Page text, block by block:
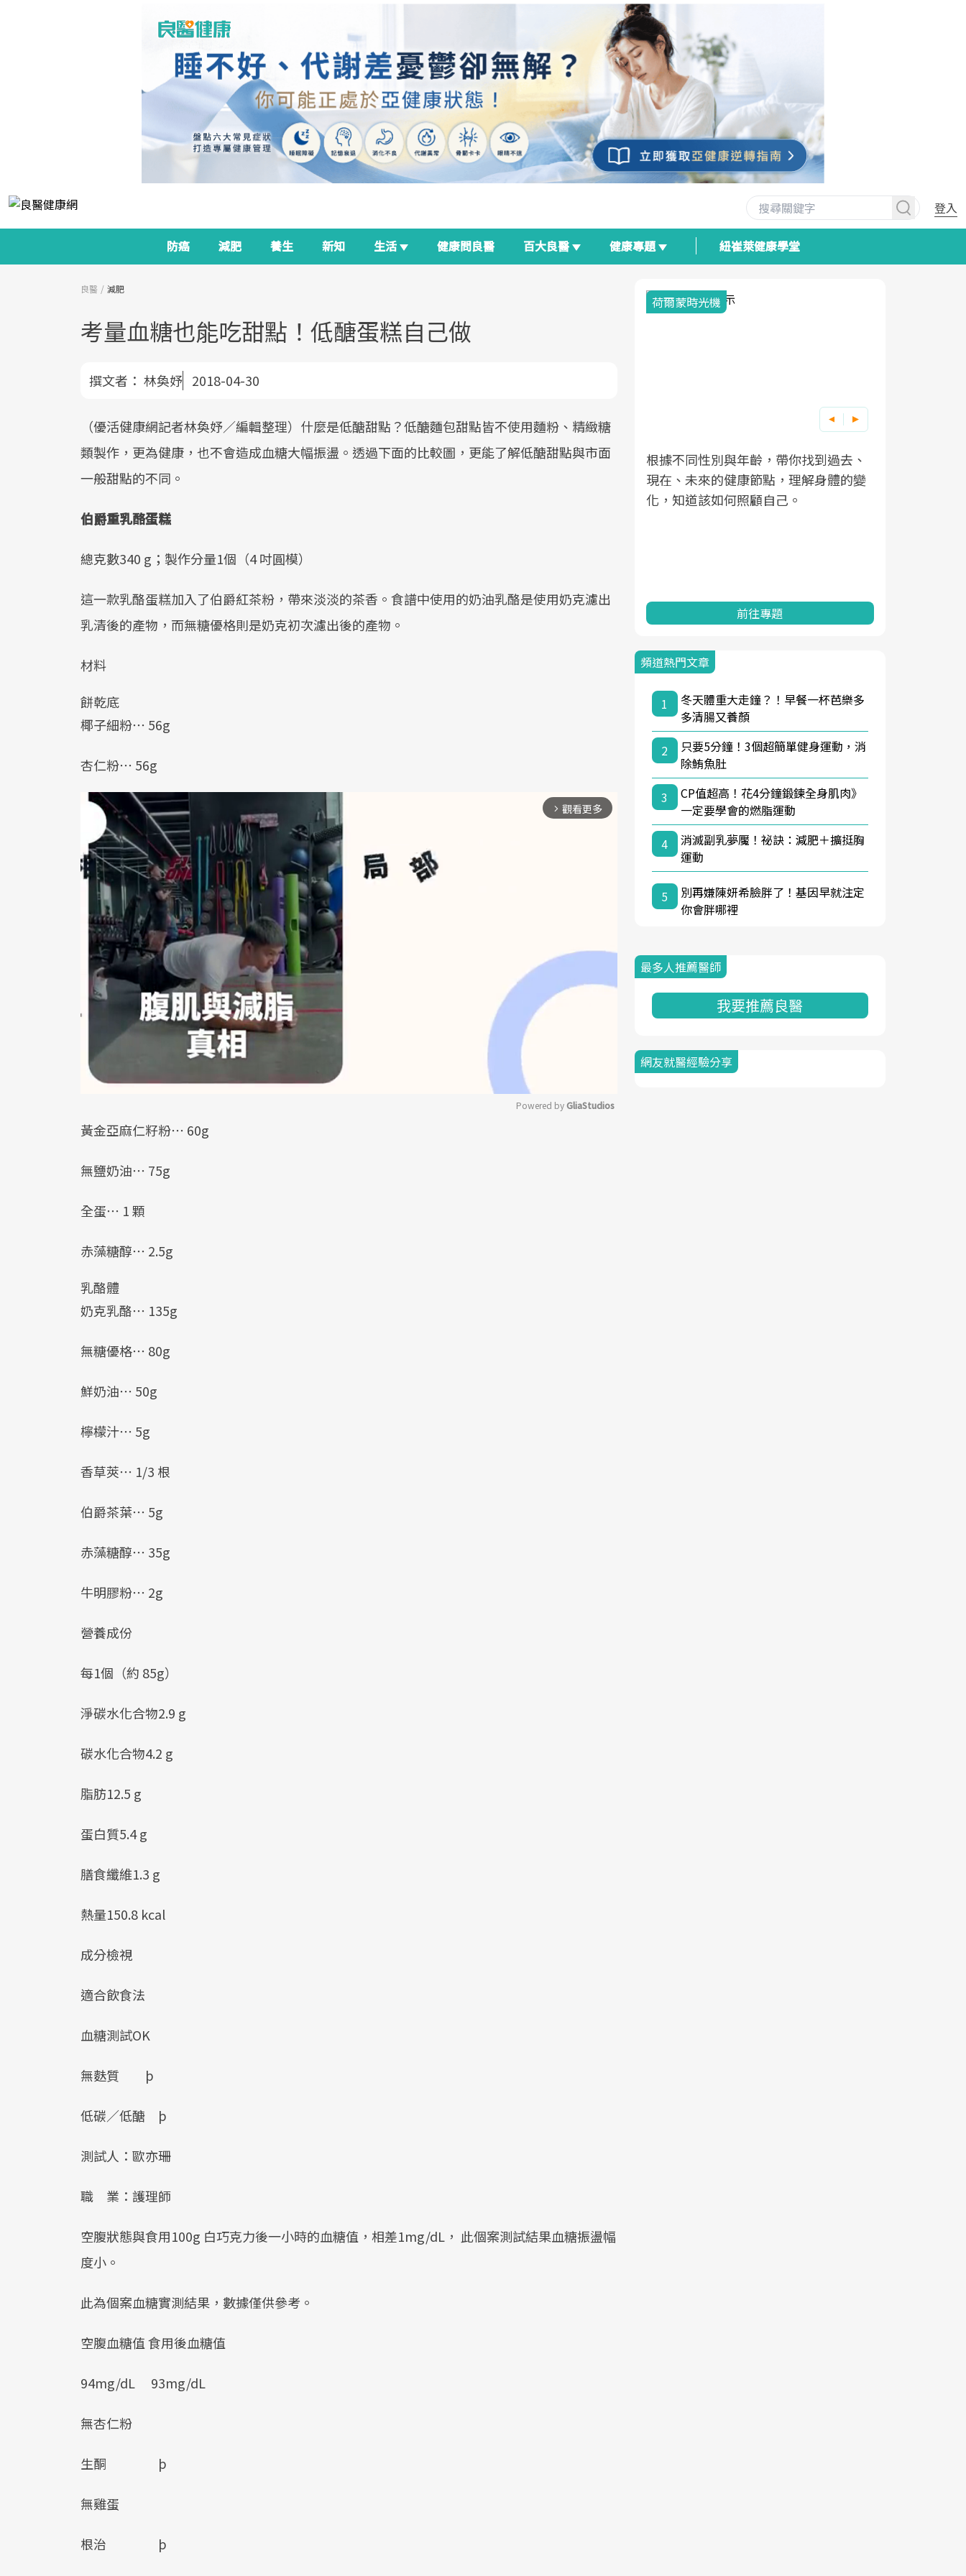
登入
防癌 減肥 養生 新知 生活 健康問良醫 百大良醫 健康專題 紐崔萊健康學堂
良醫 減肥
考量血糖也能吃甜點！低醣蛋糕自己做
撰文者： 林奐妤 2018-04-30
（優活健康網記者林奐妤／編輯整理）什麼是低醣甜點？低醣麵包甜點皆不使用麵粉、精緻糖
類製作，更為健康，也不會造成血糖大幅振盪。透過下面的比較圖，更能了解低醣甜點與市面
一般甜點的不同。
伯爵重乳酪蛋糕
總克數340 g；製作分量1個（4 吋圓模）
這一款乳酪蛋糕加入了伯爵紅茶粉，帶來淡淡的茶香。食譜中使用的奶油乳酪是使用奶克濾出
乳清後的產物，而無糖優格則是奶克初次濾出後的產物。
材料
餅乾底
椰子細粉⋯ 56g
杏仁粉⋯ 56g
arrow_forward_ios 觀看更多
Powered by GliaStudios
黃金亞麻仁籽粉⋯ 60g
無鹽奶油⋯ 75g
全蛋⋯ 1 顆
赤藻糖醇⋯ 2.5g
乳酪體
奶克乳酪⋯ 135g
無糖優格⋯ 80g
鮮奶油⋯ 50g
檸檬汁⋯ 5g
香草莢⋯ 1/3 根
伯爵茶葉⋯ 5g
赤藻糖醇⋯ 35g
牛明膠粉⋯ 2g
營養成份
每1個（約 85g）
淨碳水化合物2.9 g
碳水化合物4.2 g
脂肪12.5 g
蛋白質5.4 g
膳食纖維1.3 g
熱量150.8 kcal
成分檢視
適合飲食法
血糖測試OK
無麩質 þ
低碳／低醣 þ
測試人：歐亦珊
職 業：護理師
空腹狀態與食用100g 白巧克力後一小時的血糖值，相差1mg/dL， 此個案測試結果血糖振盪幅
度小。
此為個案血糖實測結果，數據僅供參考。
空腹血糖值 食用後血糖值
94mg/dL 93mg/dL
無杏仁粉
生酮 þ
無雞蛋
根治 þ
面對超高齡社會的浪潮，台灣正在快速
2025年，就到良醫生活祭體驗「一站式
良醫健康網從「換季的身體變化」出
荷爾蒙時光機
根據不同性別與年齡，帶你找到過去、
現在、未來的健康節點，理解身體的變
化，知道該如何照顧自己。
前往專題
頻道熱門文章
1
冬天體重大走鐘？！早餐一杯芭樂多
多清腸又養顏
2
只要5分鐘！3個超簡單健身運動，消
除鮪魚肚
3
CP值超高！花4分鐘鍛鍊全身肌肉》
一定要學會的燃脂運動
4
消滅副乳夢魘！祕訣：減肥＋擴挺胸
運動
5
別再嫌陳妍希臉胖了！基因早就注定
你會胖哪裡
最多人推薦醫師
我要推薦良醫
網友就醫經驗分享